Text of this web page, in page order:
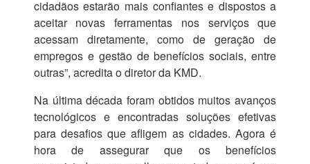
cidadãos estarão mais confiantes e dispostos a
aceitar novas ferramentas nos serviços que
acessam diretamente, como de geração de
empregos e gestão de benefícios sociais, entre
outras”, acredita o diretor da KMD.
Na última década foram obtidos muitos avanços
tecnológicos e encontradas soluções efetivas
para desafios que afligem as cidades. Agora é
hora de assegurar que os benefícios